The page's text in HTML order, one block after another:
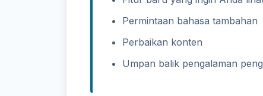
Permintaan bahasa tambahan
Perbaikan konten
Umpan balik pengalaman